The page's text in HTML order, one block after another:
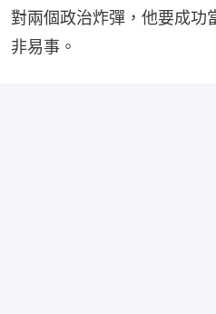
對兩個政治炸彈，他要成功
非易事。